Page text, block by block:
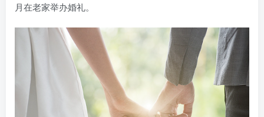
月在老家举办婚礼。